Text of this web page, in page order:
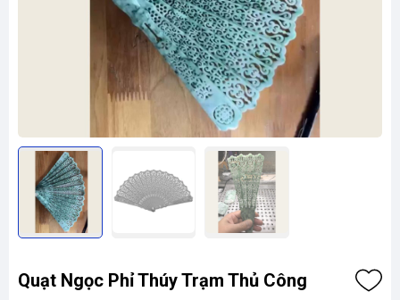
Quạt Ngọc Phỉ Thúy Trạm Thủ Công